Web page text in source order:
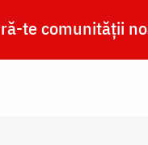
te comunității